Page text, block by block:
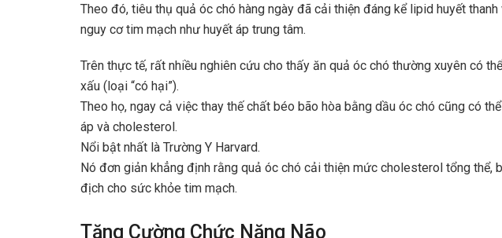
Theo đó, tiêu thụ quả óc chó hàng ngày đã cải thiện đáng kể lipid huyết
nguy cơ tim mạch như huyết áp trung tâm.
Trên thực tế, rất nhiều nghiên cứu cho thấy ăn quả óc chó thường xuyên có
xấu (loại “có hại”).
Theo họ, ngay cả việc thay thế chất béo bão hòa bằng dầu óc chó cũng có
áp và cholesterol.
Nổi bật nhất là Trường Y Harvard.
Nó đơn giản khẳng định rằng quả óc chó cải thiện mức cholesterol tổng thể,
địch cho sức khỏe tim mạch.
Tăng Cường Chức Năng Não